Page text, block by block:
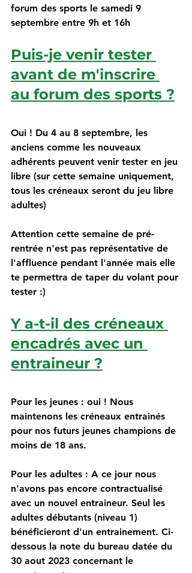
forum des sports le samedi 9
septembre entre 9h et 16h
Puis-je venir tester
avant de m'inscrire
au forum des sports ?
Oui ! Du 4 au 8 septembre, les
anciens comme les nouveaux
adhérents peuvent venir tester en jeu
libre (sur cette semaine uniquement,
tous les créneaux seront du jeu libre
adultes)
Attention cette semaine de pré-
rentrée n'est pas représentative de
l'affluence pendant l'année mais elle
te permettra de taper du volant pour
tester :)
Y a-t-il des créneaux
encadrés avec un
entraineur ?
Pour les jeunes : oui ! Nous
maintenons les créneaux entrainés
pour nos futurs jeunes champions de
moins de 18 ans.
Pour les adultes : A ce jour nous
n'avons pas encore contractualisé
avec un nouvel entraineur. Seul les
adultes débutants (niveau 1)
bénéficieront d'un entrainement. Ci-
dessous la note du bureau datée du
30 aout 2023 concernant le